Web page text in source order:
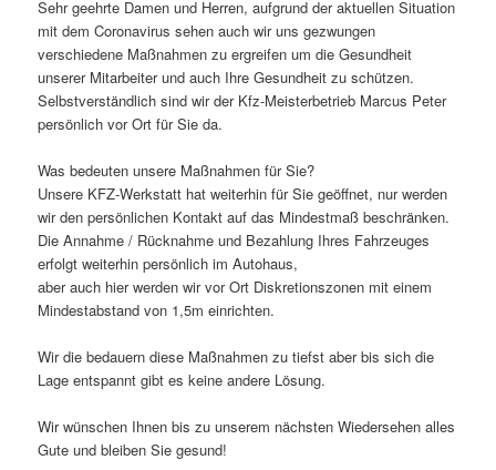
Sehr geehrte Damen und Herren, aufgrund der aktuellen Situation
mit dem Coronavirus sehen auch wir uns gezwungen
verschiedene Maßnahmen zu ergreifen um die Gesundheit
unserer Mitarbeiter und auch Ihre Gesundheit zu schützen.
Selbstverständlich sind wir der Kfz-Meisterbetrieb Marcus Peter
persönlich vor Ort für Sie da.
Was bedeuten unsere Maßnahmen für Sie?
Unsere KFZ-Werkstatt hat weiterhin für Sie geöffnet, nur werden
wir den persönlichen Kontakt auf das Mindestmaß beschränken.
Die Annahme / Rücknahme und Bezahlung Ihres Fahrzeuges
erfolgt weiterhin persönlich im Autohaus,
aber auch hier werden wir vor Ort Diskretionszonen mit einem
Mindestabstand von 1,5m einrichten.
Wir die bedauern diese Maßnahmen zu tiefst aber bis sich die
Lage entspannt gibt es keine andere Lösung.
Wir wünschen Ihnen bis zu unserem nächsten Wiedersehen alles
Gute und bleiben Sie gesund!